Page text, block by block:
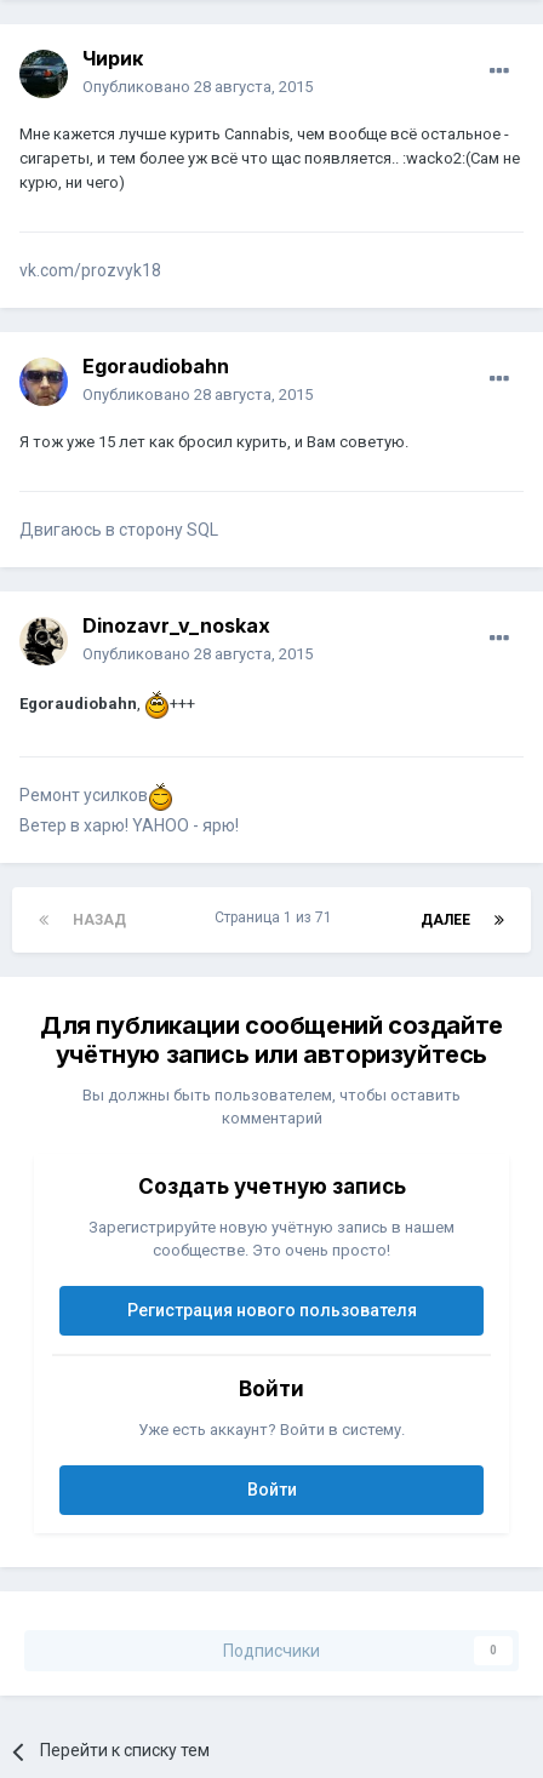
Чирик
Опубликовано 28 августа, 2015
Мне кажется лучше курить Cannabis, чем вообще всё остальное -
сигареты, и тем более уж всё что щас появляется.. :wacko2:(Сам не
курю, ни чего)
vk.com/prozvyk18
Egoraudiobahn
Опубликовано 28 августа, 2015
Я тож уже 15 лет как бросил курить, и Вам советую.
Двигаюсь в сторону SQL
Dinozavr_v_noskax
Опубликовано 28 августа, 2015
Egoraudiobahn, +++
Ремонт усилков
Ветер в харю! YAHOO - ярю!
НАЗАД ДАЛЕЕ
Страница 1 из 71
Для публикации сообщений создайте
учётную запись или авторизуйтесь
Вы должны быть пользователем, чтобы оставить
комментарий
Создать учетную запись
Зарегистрируйте новую учётную запись в нашем
сообществе. Это очень просто!
Регистрация нового пользователя
Войти
Уже есть аккаунт? Войти в систему.
Войти
Подписчики 0
Перейти к списку тем